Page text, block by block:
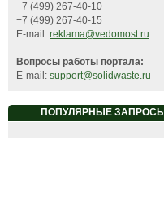
+7 (499) 267-40-10
+7 (499) 267-40-15
E-mail: reklama@vedomost.ru
Вопросы работы портала:
E-mail: support@solidwaste.ru
ПОПУЛЯРНЫЕ ЗАПРОСЫ